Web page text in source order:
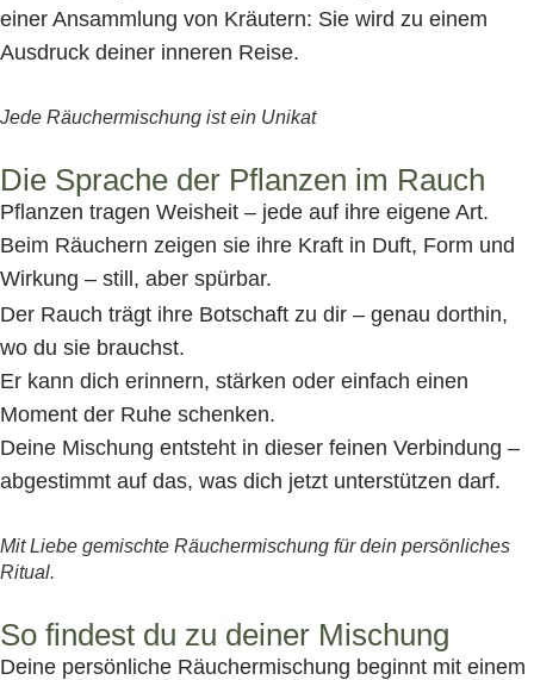
einer Ansammlung von Kräutern: Sie wird zu einem
Ausdruck deiner inneren Reise.
Jede Räuchermischung ist ein Unikat
Die Sprache der Pflanzen im Rauch
Pflanzen tragen Weisheit – jede auf ihre eigene Art.
Beim Räuchern zeigen sie ihre Kraft in Duft, Form und
Wirkung – still, aber spürbar.
Der Rauch trägt ihre Botschaft zu dir – genau dorthin,
wo du sie brauchst.
Er kann dich erinnern, stärken oder einfach einen
Moment der Ruhe schenken.
Deine Mischung entsteht in dieser feinen Verbindung –
abgestimmt auf das, was dich jetzt unterstützen darf.
Mit Liebe gemischte Räuchermischung für dein persönliches
Ritual.
So findest du zu deiner Mischung
Deine persönliche Räuchermischung beginnt mit einem